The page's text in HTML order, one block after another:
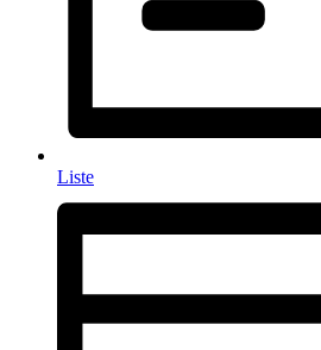
Liste